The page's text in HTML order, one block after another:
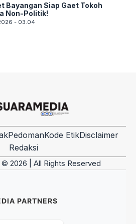
Bayangan Siap Gaet Tokoh
Non-Politik!
- 03.04
PedomanKode EtikDisclaimer
Redaksi
2026 | All Rights Reserved
PARTNERS